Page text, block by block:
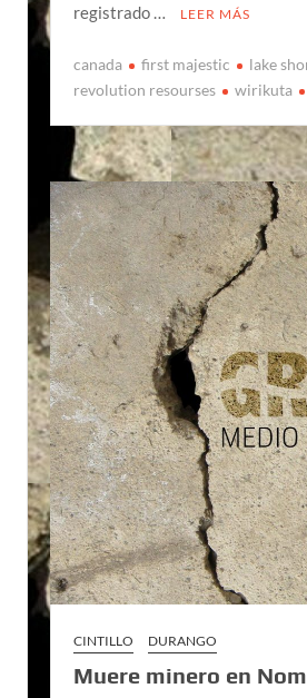
registrado …
LEER MÁS
canada first majestic lake
revolution resourses
wirikuta
CINTILLO DURANGO
Muere minero en